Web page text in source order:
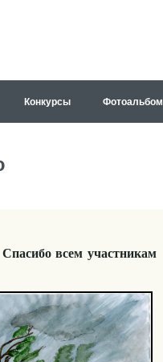
Конкурсы Фотоальбом
Спасибо всем участникам